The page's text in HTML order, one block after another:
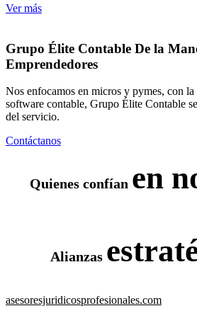
Ver más
Grupo Élite Contable De la
Emprendedores
Nos enfocamos en micros y pymes, con
software contable, Grupo Élite Contable
del servicio.
Contáctanos
Quienes confían en
Alianzas
asesoresjuridicosprofesionales.com